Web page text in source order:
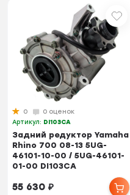
0
0 оценок
Артикул: DI103CA
Задний редуктор Yamaha
Rhino 700 08-13 5UG-
46101-10-00 / 5UG-46101-
01-00 DI103CA
55 630₽